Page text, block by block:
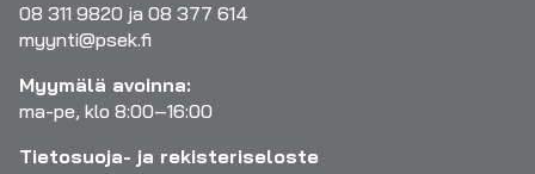
08 311 9820 ja 08 377 614
myynti@psek.fi
Myymälä avoinna:
ma-pe, klo 8:00–16:00
Tietosuoja- ja rekisteriseloste